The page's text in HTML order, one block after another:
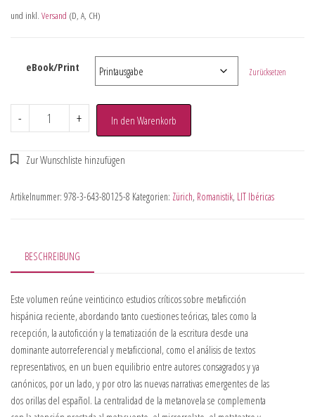
und inkl. Versand (D, A, CH)
eBook/Print Zurücksetzen
- + In den Warenkorb
Artikelnummer: 978-3-643-80125-8 Kategorien: Zürich, Romanistik, LIT Ibéricas
BESCHREIBUNG
Este volumen reúne veinticinco estudios críticos sobre metaficción
hispánica reciente, abordando tanto cuestiones teóricas, tales como la
recepción, la autoficción y la tematización de la escritura desde una
dominante autorreferencial y metaficcional, como el análisis de textos
representativos, en un buen equilibrio entre autores consagrados y ya
canónicos, por un lado, y por otro las nuevas narrativas emergentes de las
dos orillas del español. La centralidad de la metanovela se complementa